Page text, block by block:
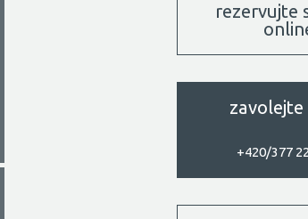
rezervujte
zavolejte
+420/377